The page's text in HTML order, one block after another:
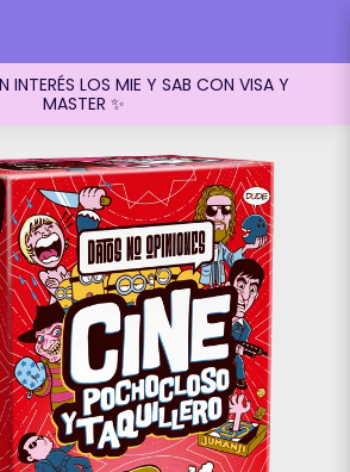
INTERÉS LOS MIE Y SAB CON VISA Y
MASTER ✨